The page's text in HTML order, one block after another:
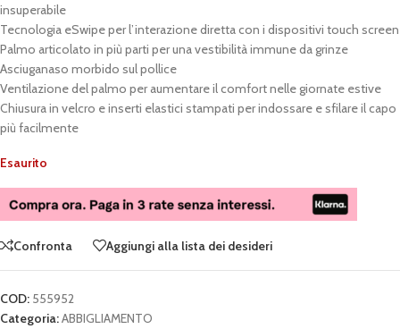
insuperabile
Tecnologia eSwipe per l’interazione diretta con i dispositivi touch screen
Palmo articolato in più parti per una vestibilità immune da grinze
Asciuganaso morbido sul pollice
Ventilazione del palmo per aumentare il comfort nelle giornate estive
Chiusura in velcro e inserti elastici stampati per indossare e sfilare il capo
più facilmente
Esaurito
Confronta Aggiungi alla lista dei desideri
COD: 555952
Categoria:ABBIGLIAMENTO